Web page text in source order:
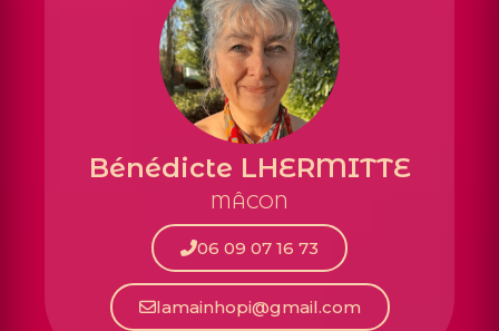
Bénédicte LHERMITTE
MÂCON
06 09 07 16 73
lamainhopi@gmail.com